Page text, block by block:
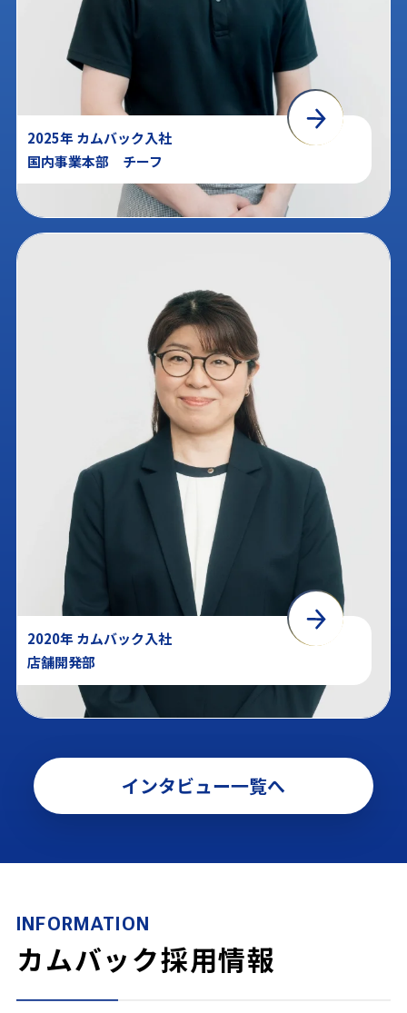
2025年 カムバック入社
国内事業本部 チーフ
2020年 カムバック入社
店舗開発部
インタビュー一覧へ
INFORMATION
カムバック採用情報